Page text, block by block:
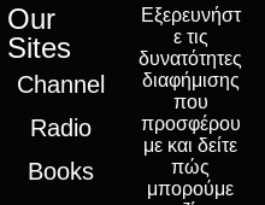
Our
Sites
Channel
Radio
Books
Εξερευνήστ
ε τις
δυνατότητες
διαφήμισης
που
προσφέρου
με και δείτε
πώς
μπορούμε